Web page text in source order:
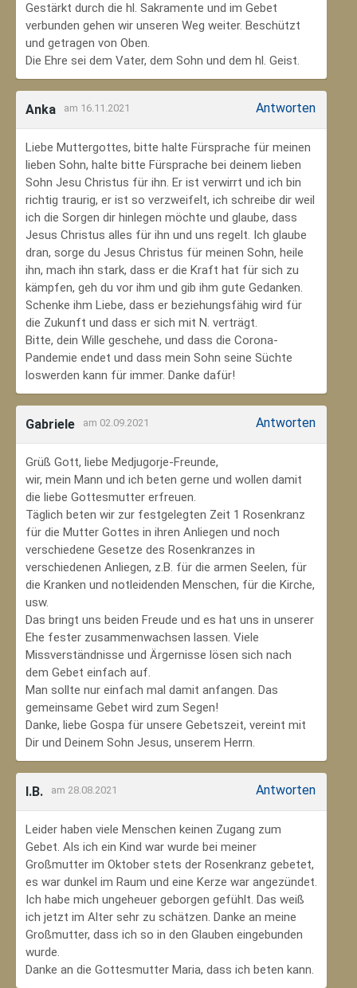
Gestärkt durch die hl. Sakramente und im Gebet
verbunden gehen wir unseren Weg weiter. Beschützt
und getragen von Oben.
Die Ehre sei dem Vater, dem Sohn und dem hl. Geist.
Anka am 16.11.2021 Antworten
Liebe Muttergottes, bitte halte Fürsprache für meinen
lieben Sohn, halte bitte Fürsprache bei deinem lieben
Sohn Jesu Christus für ihn. Er ist verwirrt und ich bin
richtig traurig, er ist so verzweifelt, ich schreibe dir weil
ich die Sorgen dir hinlegen möchte und glaube, dass
Jesus Christus alles für ihn und uns regelt. Ich glaube
dran, sorge du Jesus Christus für meinen Sohn‚ heile
ihn, mach ihn stark, dass er die Kraft hat für sich zu
kämpfen, geh du vor ihm und gib ihm gute Gedanken.
Schenke ihm Liebe, dass er beziehungsfähig wird für
die Zukunft und dass er sich mit N. verträgt.
Bitte, dein Wille geschehe, und dass die Corona-
Pandemie endet und dass mein Sohn seine Süchte
loswerden kann für immer. Danke dafür!
Gabriele am 02.09.2021 Antworten
Grüß Gott, liebe Medjugorje-Freunde,
wir, mein Mann und ich beten gerne und wollen damit
die liebe Gottesmutter erfreuen.
Täglich beten wir zur festgelegten Zeit 1 Rosenkranz
für die Mutter Gottes in ihren Anliegen und noch
verschiedene Gesetze des Rosenkranzes in
verschiedenen Anliegen, z.B. für die armen Seelen, für
die Kranken und notleidenden Menschen, für die Kirche,
usw.
Das bringt uns beiden Freude und es hat uns in unserer
Ehe fester zusammenwachsen lassen. Viele
Missverständnisse und Ärgernisse lösen sich nach
dem Gebet einfach auf.
Man sollte nur einfach mal damit anfangen. Das
gemeinsame Gebet wird zum Segen!
Danke, liebe Gospa für unsere Gebetszeit, vereint mit
Dir und Deinem Sohn Jesus, unserem Herrn.
I.B. am 28.08.2021 Antworten
Leider haben viele Menschen keinen Zugang zum
Gebet. Als ich ein Kind war wurde bei meiner
Großmutter im Oktober stets der Rosenkranz gebetet,
es war dunkel im Raum und eine Kerze war angezündet.
Ich habe mich ungeheuer geborgen gefühlt. Das weiß
ich jetzt im Alter sehr zu schätzen. Danke an meine
Großmutter, dass ich so in den Glauben eingebunden
wurde.
Danke an die Gottesmutter Maria, dass ich beten kann.